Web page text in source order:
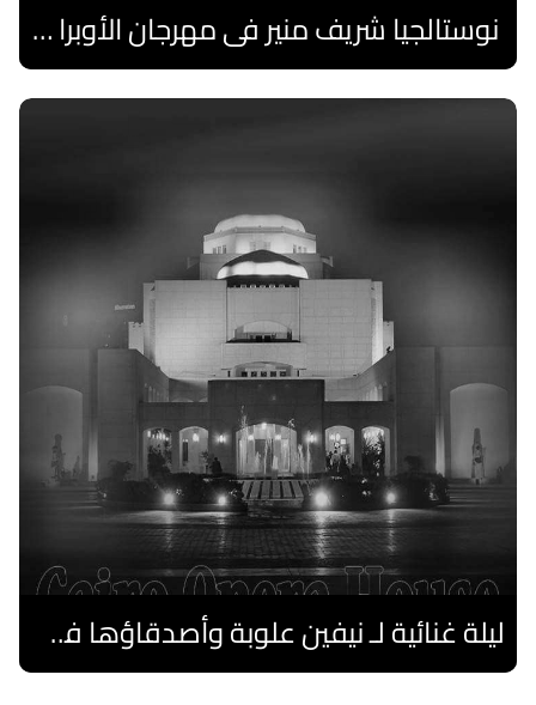
نوستالجيا شريف منير فى مهرجان الأوبرا الصيفى
اقرا المزيد
ليلة غنائية لـ نيفين علوبة وأصدقاؤها فى صيف الأوبرا 2026 على المكشوف